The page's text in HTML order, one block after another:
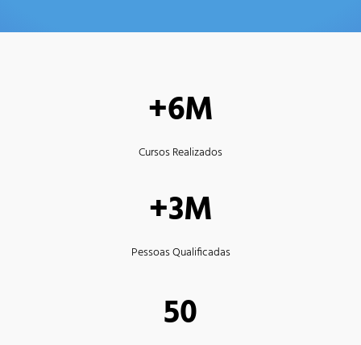
+6M
Cursos Realizados
+3M
Pessoas Qualificadas
50